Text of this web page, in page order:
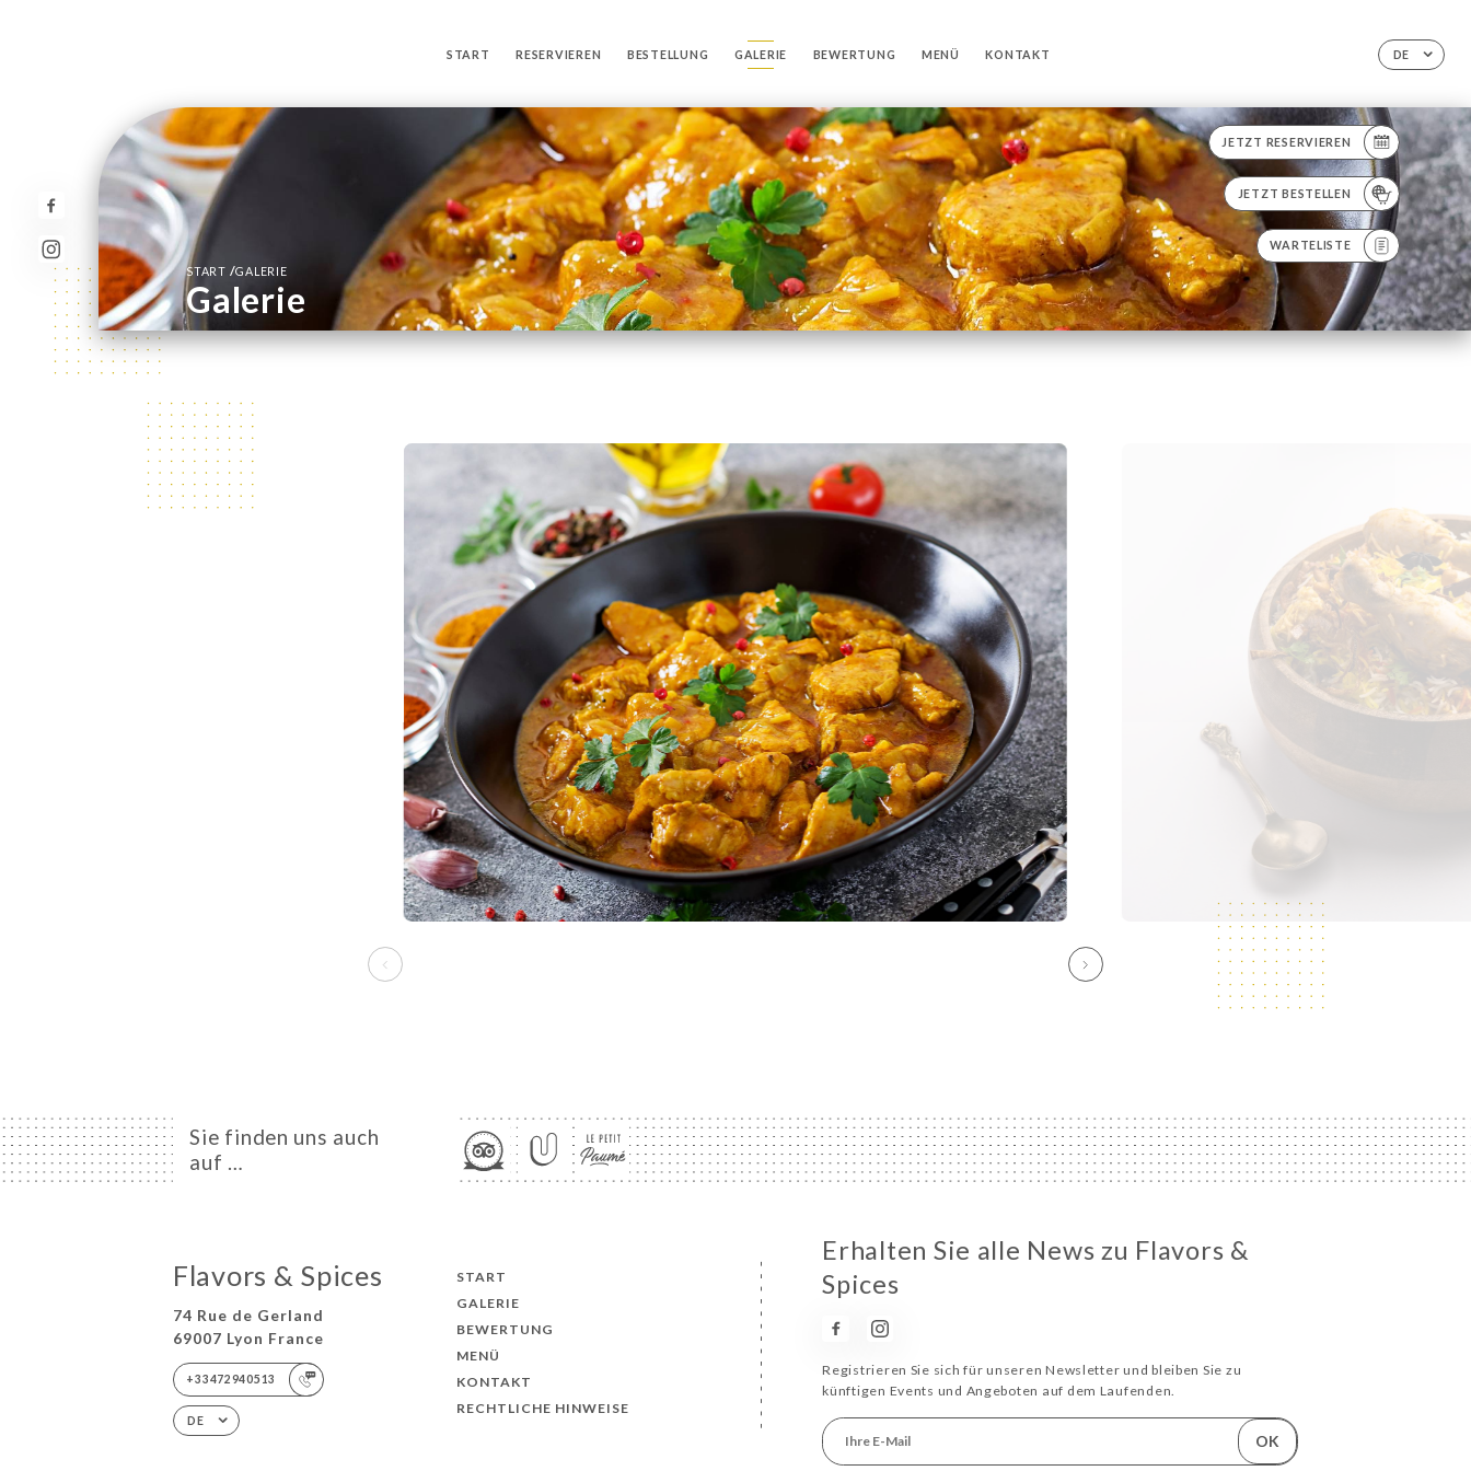
DE
START RESERVIEREN BESTELLUNG GALERIE BEWERTUNG MENÜ KONTAKT
JETZT RESERVIEREN
JETZT BESTELLEN
WARTELISTE
START /GALERIE
Galerie
Sie finden uns auch
auf …
Flavors & Spices
74 Rue de Gerland
69007 Lyon France
+33472940513
DE
START
GALERIE
BEWERTUNG
MENÜ
KONTAKT
RECHTLICHE HINWEISE
Erhalten Sie alle News zu Flavors &
Spices
Registrieren Sie sich für unseren Newsletter und bleiben Sie zu
künftigen Events und Angeboten auf dem Laufenden.
OK